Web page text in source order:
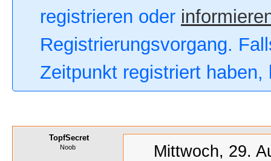
registrieren oder
Registrierungsvorgang.
Zeitpunkt registriert
TopfSecret
Noob Mittwoch, 29.